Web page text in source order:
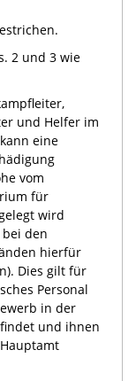
2 und 3 wie
und Helfer im
eine
vom
für
wird
den
hierfür
Dies gilt für
Personal
in der
und ihnen